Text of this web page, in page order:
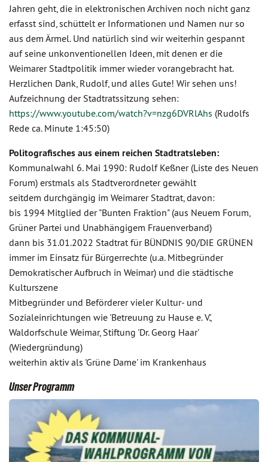
Jahren geht, die in elektronischen Archiven noch nicht ganz
erfasst sind, schüttelt er Informationen und Namen nur so
aus dem Ärmel. Und natürlich sind wir weiterhin gespannt
auf seine unkonventionellen Ideen, mit denen er die
Weimarer Stadtpolitik immer wieder vorangebracht hat.
Herzlichen Dank, Rudolf, und alles Gute! Wir sehen uns!
Aufzeichnung der Stadtratssitzung sehen:
https://www.youtube.com/watch?v=nzg6DVRlAhs (Rudolfs
Rede ca. Minute 1:45:50)
Politografisches aus einem reichen Stadtratsleben:
Kommunalwahl 6. Mai 1990: Rudolf Keßner (Liste des Neuen
Forum) erstmals als Stadtverordneter gewählt
seitdem durchgängig im Weimarer Stadtrat, davon:
bis 1994 Mitglied der "Bunten Fraktion" (aus Neuem Forum,
Grüner Partei und Unabhängigem Frauenverband)
dann bis 31.01.2022 Stadtrat für BÜNDNIS 90/DIE GRÜNEN
immer im Einsatz für Bürgerrechte (u.a. Mitbegründer
Demokratischer Aufbruch in Weimar) und die städtische
Kulturszene
Mitbegründer und Beförderer vieler Kultur- und
Sozialeinrichtungen wie 'Betreuung zu Hause e. V.',
Waldorfschule Weimar, Stiftung 'Dr. Georg Haar'
(Wiedergründung)
weiterhin aktiv als 'Grüne Dame' im Krankenhaus
Unser Programm